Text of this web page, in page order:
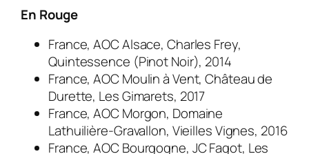
En Rouge
France, AOC Alsace, Charles Frey,
Quintessence (Pinot Noir), 2014
France, AOC Moulin à Vent, Château de
Durette, Les Gimarets, 2017
France, AOC Morgon, Domaine
Lathuilière-Gravallon, Vieilles Vignes, 2016
France, AOC Bourgogne, JC Fagot, Les